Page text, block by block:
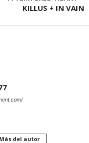
KILLUS + IN VAIN
Más del autor